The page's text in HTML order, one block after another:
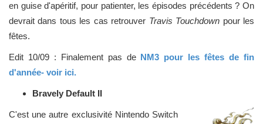
en guise d'apéritif, pour patienter, les épisodes précédents ? On
devrait dans tous les cas retrouver Travis Touchdown pour les
fêtes.
Edit 10/09 : Finalement pas de NM3 pour les fêtes de fin
d'année- voir ici.
Bravely Default II
C'est une autre exclusivité Nintendo Switch